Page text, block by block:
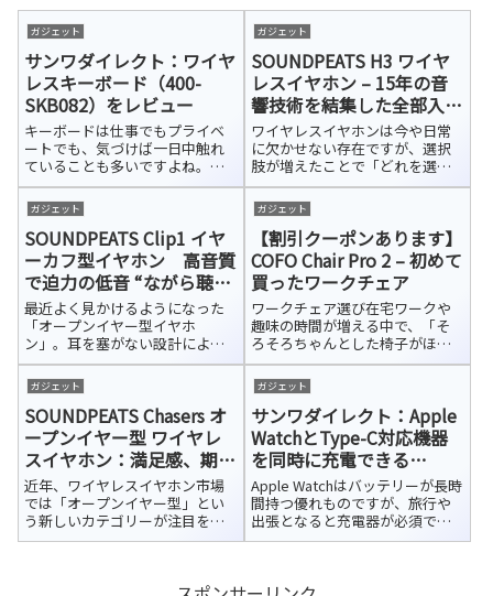
ガジェット
サンワダイレクト：ワイヤ
レスキーボード（400-
SKB082）をレビュー
キーボードは仕事でもプライベ
ートでも、気づけば一日中触れ
ていることも多いですよね。特
別な道具というより、毎日使う
「日用品」のような存在になっ
ています。だからこそ、使い勝
手はもちろんのこと、「触れて
いて心地いいか」やデザインな
ど、意外と好みが...
ガジェット
SOUNDPEATS H3 ワイヤ
レスイヤホン – 15年の音
響技術を結集した全部入り
フラッグシップモデル
ワイヤレスイヤホンは今や日常
に欠かせない存在ですが、選択
肢が増えたことで「どれを選べ
ばいいか分からない」と感じる
方も多いのではないでしょう
か。そのような中で、
SOUNDPEATSが15年以上にわた
って培ってきた音響技術を結集
し、ワイヤレスで...
ガジェット
SOUNDPEATS Clip1 イヤ
ーカフ型イヤホン 高音質
で迫力の低音 “ながら聴
き”の新定番
最近よく見かけるようになった
「オープンイヤー型イヤホ
ン」。耳を塞がない設計によ
り、音楽や映像を楽しみながら
も周囲の音を自然に聞き取れる
ため、日常生活の「ながら聴
き」に便利なイヤホンです。
SOUNDPEATSから登場した最新
モデル「SOUND...
ガジェット
【割引クーポンあります】
COFO Chair Pro 2 – 初めて
買ったワークチェア
ワークチェア選び在宅ワークや
趣味の時間が増える中で、「そ
ろそろちゃんとした椅子がほし
い」と思うようになりました。
「オカムラ」や「エルゴヒュー
マン」といった定番ブランドと
もかなり迷い、最終的にデザイ
ン・カラーバリエーション・価
格とのバランス（...
ガジェット
SOUNDPEATS Chasers オ
ープンイヤー型 ワイヤレ
スイヤホン：満足感、期待
以上
近年、ワイヤレスイヤホン市場
では「オープンイヤー型」とい
う新しいカテゴリーが注目を集
めています。従来の「カナル
音楽を楽しみながらも周囲の音
ガジェット
サンワダイレクト：Apple
WatchとType-C対応機器
を同時に充電できる
「USB-C充電器（700-
AC042）」をレビュー
Apple Watchはバッテリーが長時
間持つ優れものですが、旅行や
出張となると充電器が必須で
す。旅行準備をしながら「ケー
はありませんか？Apple Watchの